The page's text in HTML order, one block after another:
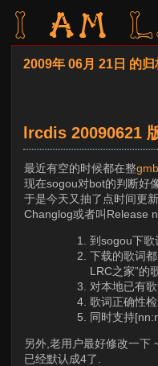
I am
2009年 06月 21日 的归
lrcdis 20090621
最近有空的时候都在整
现在sogou对bot的判断好
于是今天又抽了点时间更
Changlog或者叫Release
到sogou下歌
下载的歌词
LRC之家”的
对本地已有
歌词正确性
同时支持
另外,老用户最好修改一下
已经默认成4了.